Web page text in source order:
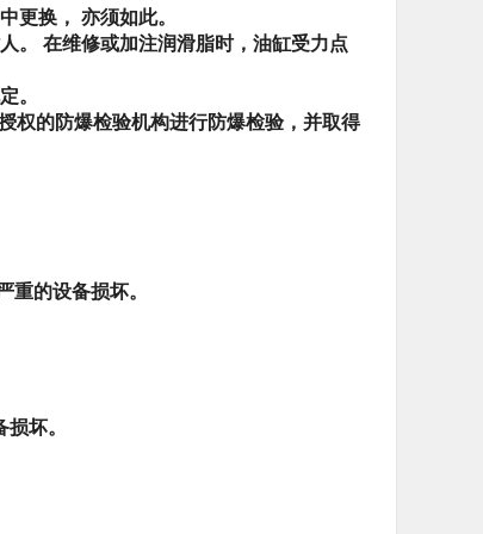
更换， 亦须如此。
。 在维修或加注润滑脂时，油缸受力点
。
权的防爆检验机构进行防爆检验，并取得
的设备损坏。
坏。